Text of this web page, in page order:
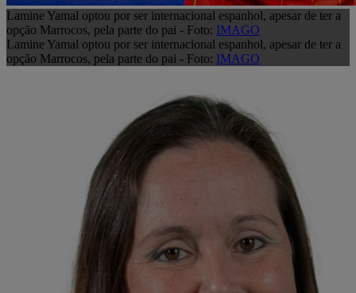
Lamine Yamal optou por ser internacional espanhol, apesar de ter a
opção Marrocos, pela parte do pai - Foto: IMAGO
Lamine Yamal optou por ser internacional espanhol, apesar de ter a
opção Marrocos, pela parte do pai - Foto: IMAGO